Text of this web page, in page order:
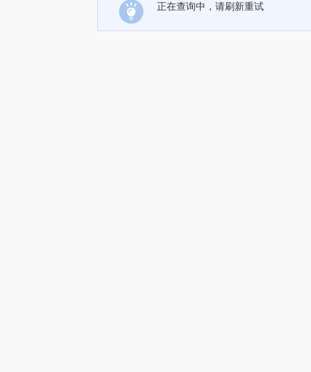
正在查询中，请刷新重试